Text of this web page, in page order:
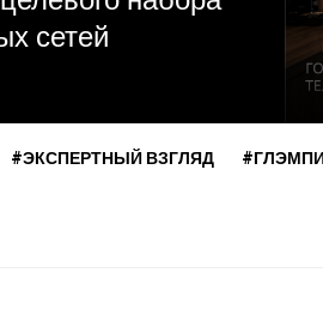
сетей
#ЭКСПЕРТНЫЙ ВЗГЛЯД